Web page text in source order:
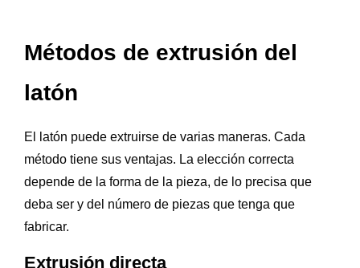
Métodos de extrusión del
latón
El latón puede extruirse de varias maneras. Cada
método tiene sus ventajas. La elección correcta
depende de la forma de la pieza, de lo precisa que
deba ser y del número de piezas que tenga que
fabricar.
Extrusión directa